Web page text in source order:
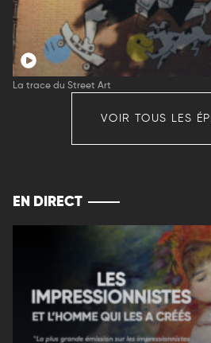
La trace du Street Art
VOIR TOUS LES
EN DIRECT